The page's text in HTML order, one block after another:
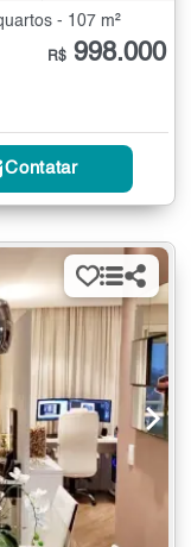
- 107 m²
R$ 998.000
Contatar